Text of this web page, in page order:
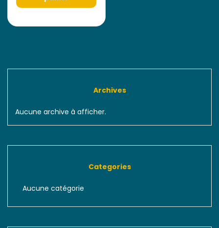
Archives
Aucune archive à afficher.
Categories
Aucune catégorie